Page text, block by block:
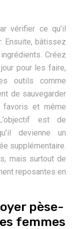
vérifier ce qu’il
Ensuite, bâtissez
Créez
pour les faire,
outils comme
de sauvegarder
et même
est de
devienne un
supplémentaire.
mais surtout de
reposantes en
pèse-
femmes